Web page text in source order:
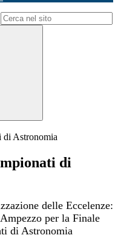
di Astronomia
di
delle Eccelenze:
per la Finale
di Astronomia